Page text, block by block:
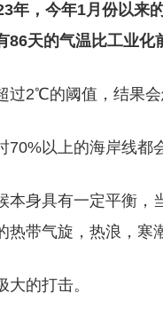
年，今年1月份以来
天的气温比工业化
过2℃的阈值，结果会
70%以上的海岸线都
本身具有一定平衡，
带气旋，热浪，寒
的打击。